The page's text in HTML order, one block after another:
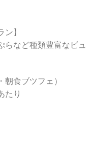
】
らなど種類豊富なビュ
食ブツフェ）
り